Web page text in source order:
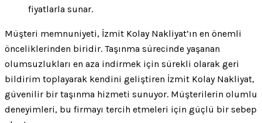
fiyatlarla sunar.
Müşteri memnuniyeti, İzmit Kolay Nakliyat’ın en önemli
önceliklerinden biridir. Taşınma sürecinde yaşanan
olumsuzlukları en aza indirmek için sürekli olarak geri
bildirim toplayarak kendini geliştiren İzmit Kolay Nakliyat,
güvenilir bir taşınma hizmeti sunuyor. Müşterilerin olumlu
deneyimleri, bu firmayı tercih etmeleri için güçlü bir sebep